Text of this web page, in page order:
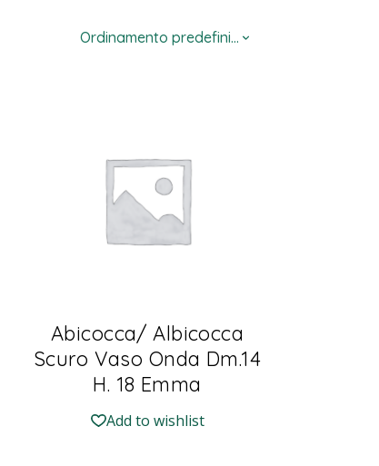
Ordinamento predefinito
Abicocca/ Albicocca
Scuro Vaso Onda Dm.14
H. 18 Emma
Add to wishlist